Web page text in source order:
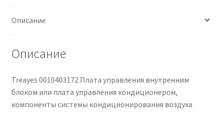
Услуги альпинистов при установке и обслуживании
Чистка кондиционеров
управления
системы
воздуха.
Описание
Описание
Treayes 0010403172 Плата управления внутренним
блоком или плата управления кондиционером,
компоненты системы кондиционирования воздуха